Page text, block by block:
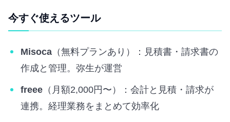
今すぐ使えるツール
Misoca （無料プランあり）：見積書・請求書の
作成と管理。弥生が運営
freee （月額2,000円〜）：会計と見積・請求が
連携。経理業務をまとめて効率化